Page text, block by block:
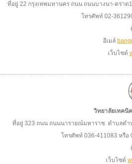
ที่อยู่ 22 กรุงเทพมหานคร ถนน ถนนบางนา-ตรา
โทรศัพท์ 02-
อีเมล์
เว็บไซต์
วิทยาลัยเทคนิ
ที่อยู่ 323 ถนน ถนนนารายณ์มหาราช ตำบลตำ
โทรศัพท์ 036-411083 หรือ
เว็บไซต์